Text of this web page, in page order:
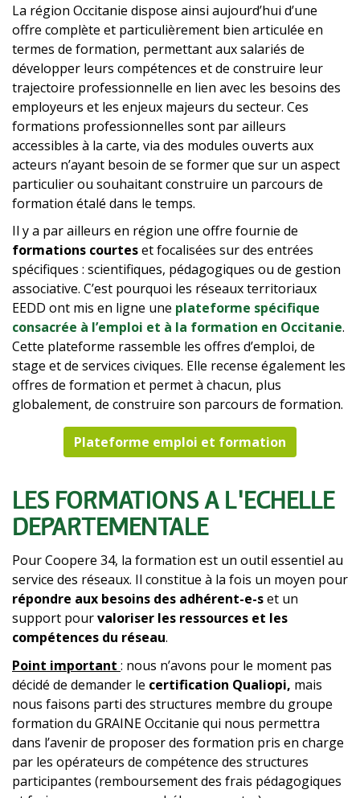
La région Occitanie dispose ainsi aujourd’hui d’une
offre complète et particulièrement bien articulée en
termes de formation, permettant aux salariés de
développer leurs compétences et de construire leur
trajectoire professionnelle en lien avec les besoins des
employeurs et les enjeux majeurs du secteur. Ces
formations professionnelles sont par ailleurs
accessibles à la carte, via des modules ouverts aux
acteurs n’ayant besoin de se former que sur un aspect
particulier ou souhaitant construire un parcours de
formation étalé dans le temps.
Il y a par ailleurs en région une offre fournie de
formations courteset focalisées sur des entrées
spécifiques : scientifiques, pédagogiques ou de gestion
associative. C’est pourquoi les réseaux territoriaux
EEDD ont mis en ligne une plateforme spécifique
consacrée à l’emploi et à la formation en Occitanie.
Cette plateforme rassemble les offres d’emploi, de
stage et de services civiques. Elle recense également les
offres de formation et permet à chacun, plus
globalement, de construire son parcours de formation.
Plateforme emploi et formation
Texte
LES FORMATIONS À L'ÉCHELLE
DÉPARTEMENTALE
Pour Coopere 34, la formation est un outil essentiel au
service des réseaux. Il constitue à la fois un moyen pour
répondre aux besoins des adhérent-e-set un
support pourvaloriser les ressources et les
compétences du réseau.
Point important : nous n’avons pour le moment pas
décidé de demander le certification Qualiopi, mais
nous faisons parti des structures membre du groupe
formation du GRAINE Occitanie qui nous permettra
dans l’avenir de proposer des formation pris en charge
par les opérateurs de compétence des structures
participantes (remboursement des frais pédagogiques